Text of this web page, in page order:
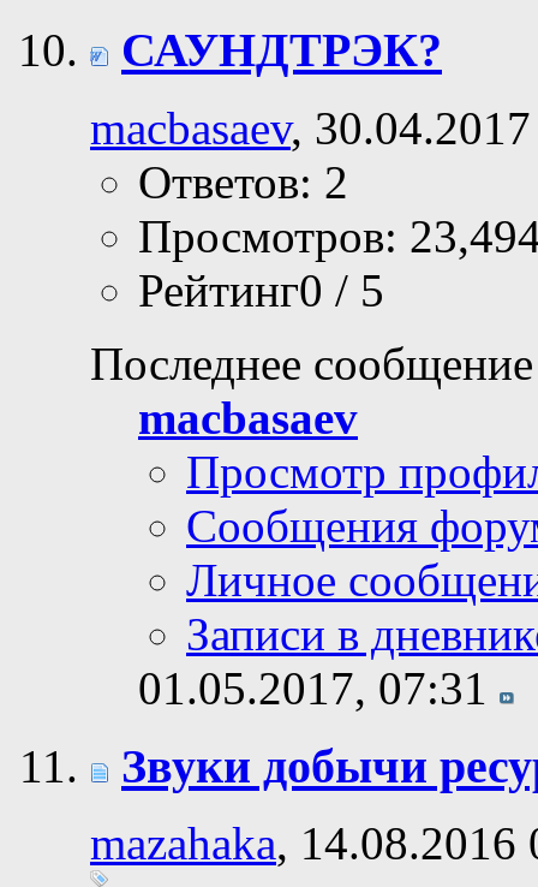
САУНДТРЭК?
macbasaev,
Ответов: 2
Просмотров:
Рейтинг0 / 5
Последнее
macbasaev
Просмотр
Сообщения
Личное
Записи в
01.05.2017, 07:31
Звуки добычи
mazahaka, 14.08.2016